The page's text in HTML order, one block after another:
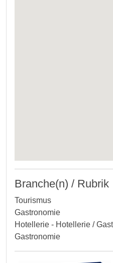
Branche(n) / Rubrik
Tourismus
Gastronomie
Hotellerie - Hotellerie /
Gastronomie